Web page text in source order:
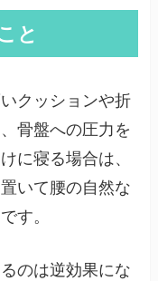
と
クッションや折
骨盤への圧力を
に寝る場合は、
いて腰の自然な
す。
のは逆効果にな